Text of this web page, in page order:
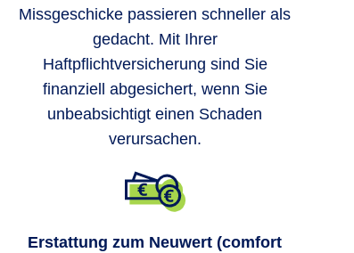
Missgeschicke passieren schneller als
gedacht. Mit Ihrer
Haftpflichtversicherung sind Sie
finanziell abgesichert, wenn Sie
unbeabsichtigt einen Schaden
verursachen.
Erstattung zum Neuwert (comfort